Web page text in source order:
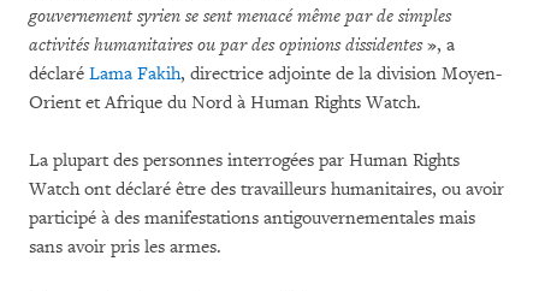
gouvernement syrien se sent menacé même par de simples
activités humanitaires ou par des opinions dissidentes», a
déclaré Lama Fakih, directrice adjointe de la division Moyen-
Orient et Afrique du Nord à Human Rights Watch.
La plupart des personnes interrogées par Human Rights
Watch ont déclaré être des travailleurs humanitaires, ou avoir
participé à des manifestations antigouvernementales mais
sans avoir pris les armes.